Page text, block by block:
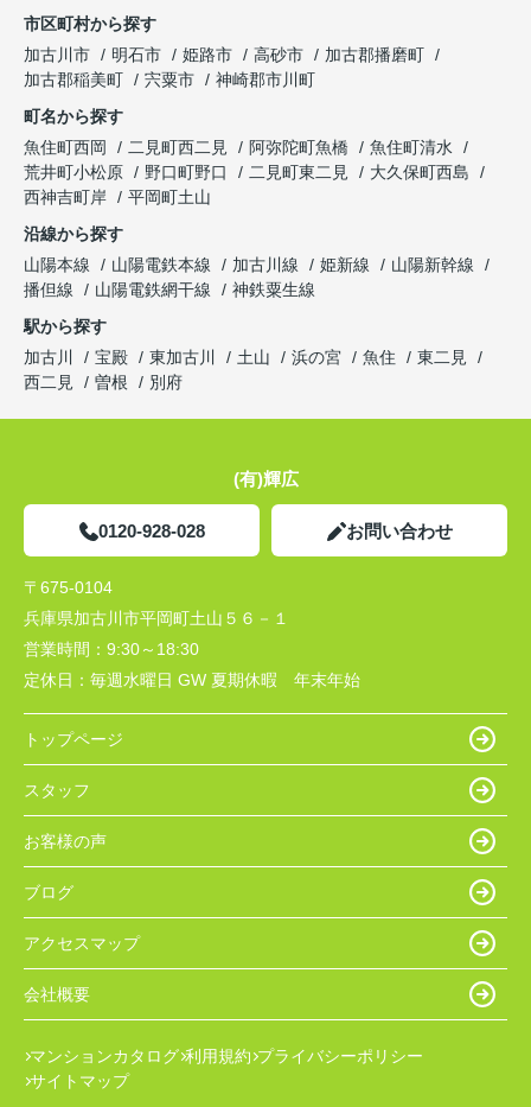
市区町村から探す
加古川市
明石市 姫路市 高砂市
加古郡播磨町
加古郡稲美町
宍粟市
神崎郡市川町
町名から探す
魚住町西岡
二見町西二見 阿弥陀町魚橋
魚住町清水
荒井町小松原
野口町野口 二見町東二見
大久保町西島
西神吉町岸
平岡町土山
沿線から探す
山陽本線
山陽電鉄本線 加古川線 姫新線
山陽新幹線
播但線
山陽電鉄網干線
神鉄粟生線
駅から探す
加古川
宝殿 東加古川 土山 浜の宮 魚住
東二見
西二見
曽根 別府
(有)輝広
0120-928-028 お問い合わせ
〒675-0104
兵庫県加古川市平岡町土山５６－１
営業時間： 9:30～18:30
定休日： 毎週水曜日 GW 夏期休暇 年末年始
トップページ
スタッフ
お客様の声
ブログ
アクセスマップ
会社概要
マンションカタログ 利用規約 プライバシーポリシー
サイトマップ